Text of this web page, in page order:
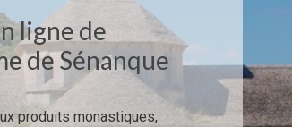
ligne de
de Sénanque
produits monastiques,